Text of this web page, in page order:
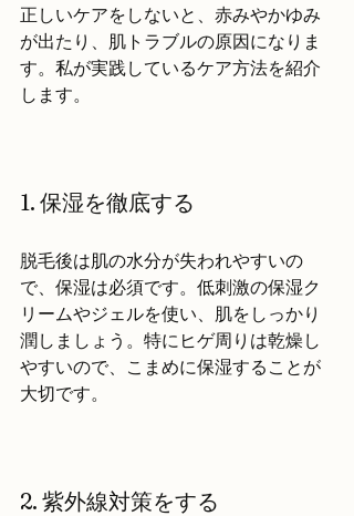
正しいケアをしないと、赤みやかゆみ
が出たり、肌トラブルの原因になりま
す。私が実践しているケア方法を紹介
します。
1. 保湿を徹底する
脱毛後は肌の水分が失われやすいの
で、保湿は必須です。低刺激の保湿ク
リームやジェルを使い、肌をしっかり
潤しましょう。特にヒゲ周りは乾燥し
やすいので、こまめに保湿することが
大切です。
2. 紫外線対策をする